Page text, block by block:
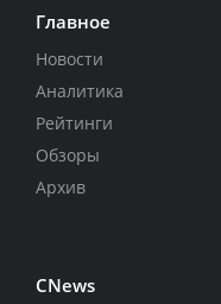
Главное
Новости
Аналитика
Рейтинги
Обзоры
Архив
CNews